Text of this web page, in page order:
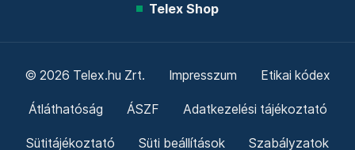
Telex Shop
© 2026 Telex.hu Zrt. Impresszum Etikai kódex
Átláthatóság ÁSZF Adatkezelési tájékoztató
Sütitájékoztató Süti beállítások Szabályzatok